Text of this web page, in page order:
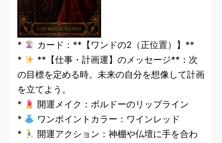
*
カード：**【ワンドの2（正位置）】**
*
**【仕事・計画運】のメッセージ**：次
の目標を定める時。未来の自分を想像して計画
を立てよう。
*
開運メイク：ボルドーのリップライン
*
ワンポイントカラー：ワインレッド
*
開運アクション：神棚や仏壇に手を合わ